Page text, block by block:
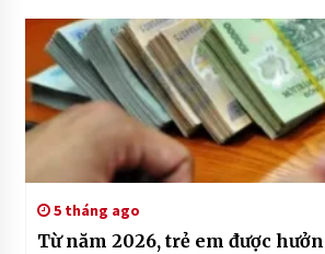
5 tháng ago
Từ năm 2026, trẻ em được